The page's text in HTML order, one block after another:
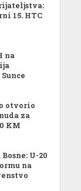
15. HTC
na
otvorio
za
KM
U-20
na